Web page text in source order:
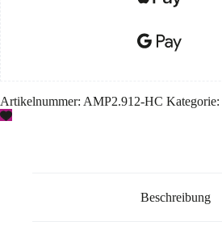
Artikelnummer: AMP2.912-HC Kategorie:
Beschreibung